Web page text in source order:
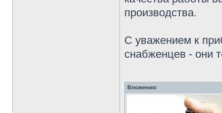
производства.
С уважением к
снабженцев - они
Вложения: